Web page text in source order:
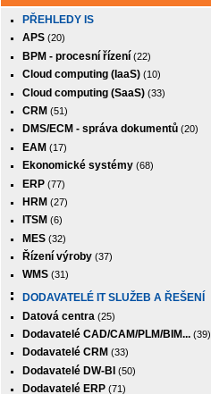
PŘEHLEDY IS
APS (20)
BPM - procesní řízení (22)
Cloud computing (IaaS) (10)
Cloud computing (SaaS) (33)
CRM (51)
DMS/ECM - správa dokumentů (20)
EAM (17)
Ekonomické systémy (68)
ERP (77)
HRM (27)
ITSM (6)
MES (32)
Řízení výroby (37)
WMS (31)
DODAVATELÉ IT SLUŽEB A ŘEŠENÍ
Datová centra (25)
Dodavatelé CAD/CAM/PLM/BIM... (39)
Dodavatelé CRM (33)
Dodavatelé DW-BI (50)
Dodavatelé ERP (71)